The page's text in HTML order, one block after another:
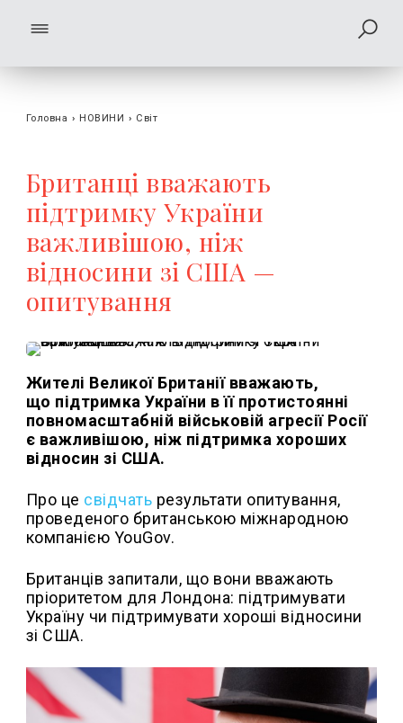
Головна › НОВИНИ › Світ
Британці вважають
підтримку України
важливішою, ніж
відносини зі США —
опитування
Жителі Великої Британії вважають,
що підтримка України в її протистоянні
повномасштабній військовій агресії Росії
є важливішою, ніж підтримка хороших
відносин зі США.
Про це свідчать результати опитування,
проведеного британською міжнародною
компанією YouGov.
Британців запитали, що вони вважають
пріоритетом для Лондона: підтримувати
Україну чи підтримувати хороші відносини
зі США.